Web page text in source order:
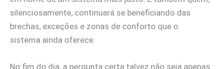
silenciosamente, continuará se beneficiando das
brechas, exceções e zonas de conforto que o
sistema ainda oferece.
No fim do dia, a pergunta certa talvez não seja apenas